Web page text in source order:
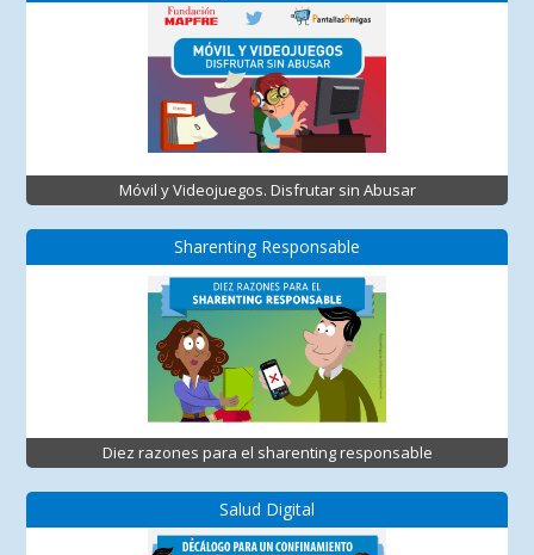
Móvil y Videojuegos. Disfrutar sin Abusar
Sharenting Responsable
Diez razones para el sharenting responsable
Salud Digital